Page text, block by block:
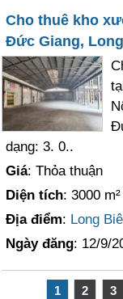
Cho thuê kho
Đức Giang,
dạng: 3. 0..
Giá: Thỏa thuận
Diện tích: 3000 m²
Địa điểm: Long
Ngày đăng: 12/9/
1 2 3